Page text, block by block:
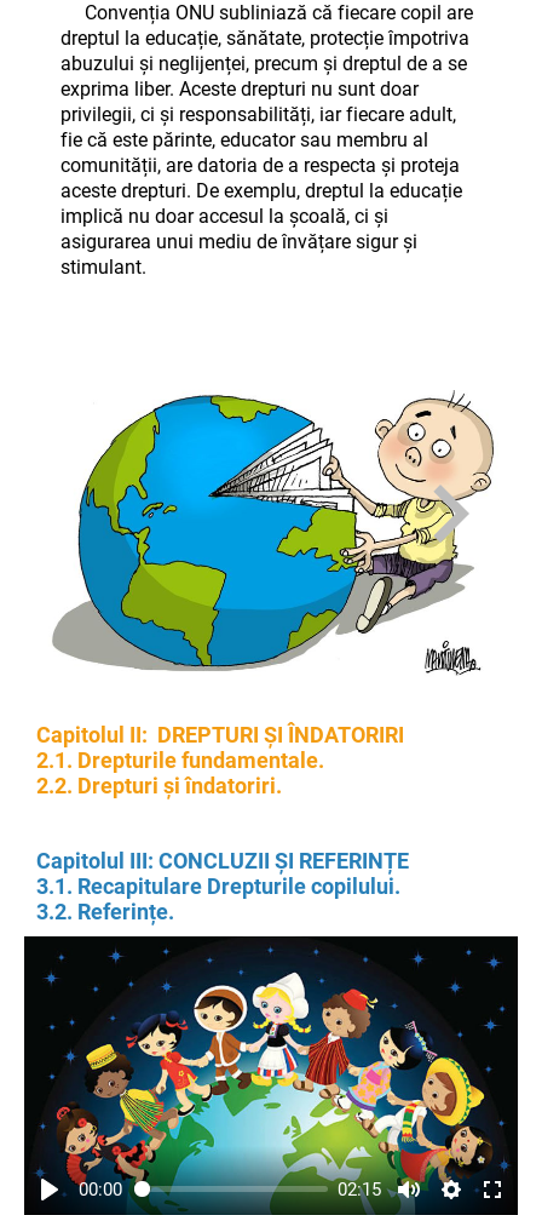
Convenția ONU subliniază că fiecare copil are
dreptul la educație, sănătate, protecție împotriva
abuzului și neglijenței, precum și dreptul de a se
exprima liber. Aceste drepturi nu sunt doar
privilegii, ci și responsabilități, iar fiecare adult,
fie că este părinte, educator sau membru al
comunității, are datoria de a respecta și proteja
aceste drepturi. De exemplu, dreptul la educație
implică nu doar accesul la școală, ci și
asigurarea unui mediu de învățare sigur și
stimulant.
Capitolul II: DREPTURI ȘI ÎNDATORIRI
2.1. Drepturile fundamentale.
2.2. Drepturi și îndatoriri.
Capitolul III: CONCLUZII ȘI REFERINȚE
3.1. Recapitulare Drepturile copilului.
3.2. Referințe.
00:00 02:15